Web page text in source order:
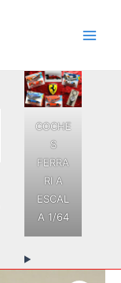
COCHE
S
FERRA
RI A
ESCAL
A 1/64